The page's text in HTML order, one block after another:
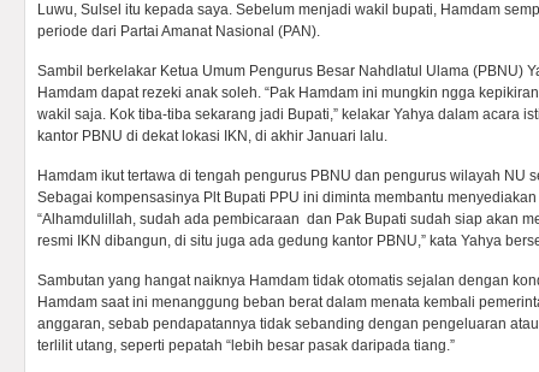
Luwu, Sulsel itu kepada saya. Sebelum menjadi wakil bupati, Hamdam
periode dari Partai Amanat Nasional (PAN).
Sambil berkelakar Ketua Umum Pengurus Besar Nahdlatul Ulama (PBNU)
Hamdam dapat rezeki anak soleh. “Pak Hamdam ini mungkin ngga
wakil saja. Kok tiba-tiba sekarang jadi Bupati,” kelakar Yahya dalam acara
kantor PBNU di dekat lokasi IKN, di akhir Januari lalu.
Hamdam ikut tertawa di tengah pengurus PBNU dan pengurus wilayah NU
Sebagai kompensasinya Plt Bupati PPU ini diminta membantu
“Alhamdulillah, sudah ada pembicaraan dan Pak Bupati sudah siap akan
resmi IKN dibangun, di situ juga ada gedung kantor PBNU,” kata Yahya
Sambutan yang hangat naiknya Hamdam tidak otomatis sejalan dengan
Hamdam saat ini menanggung beban berat dalam menata kembali
anggaran, sebab pendapatannya tidak sebanding dengan pengeluaran
terlilit utang, seperti pepatah “lebih besar pasak daripada tiang.”